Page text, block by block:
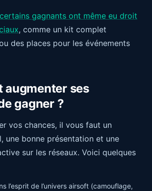
certains gagnants ont même eu droit
, comme un kit complet
des places pour les événements
augmenter ses
gagner ?
vos chances, il vous faut un
une bonne présentation et une
sur les réseaux. Voici quelques
l’esprit de l’univers airsoft (camouflage,